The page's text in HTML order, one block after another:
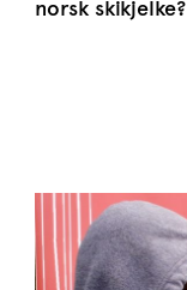
norsk skikjelke?